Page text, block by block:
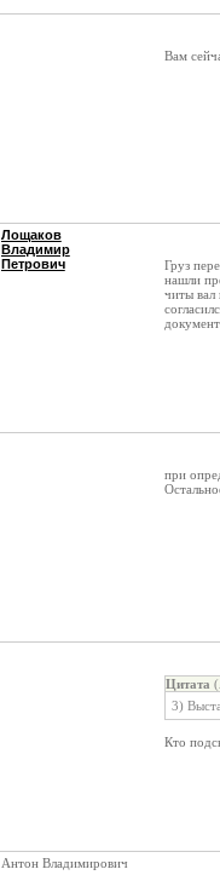
Вам
Лощаков
Владимир
Петрович
Груз
нашли
читы вал
при
Цитата
3)
Кто
Антон Владимирович